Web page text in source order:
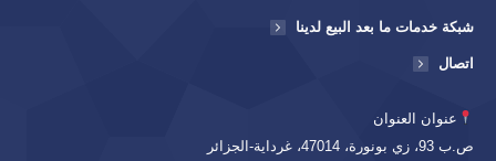
شبكة خدمات ما بعد البيع لدينا
اتصال
عنوان العنوان
ص.ب 93، زي بونورة، 47014، غرداية-الجزائر